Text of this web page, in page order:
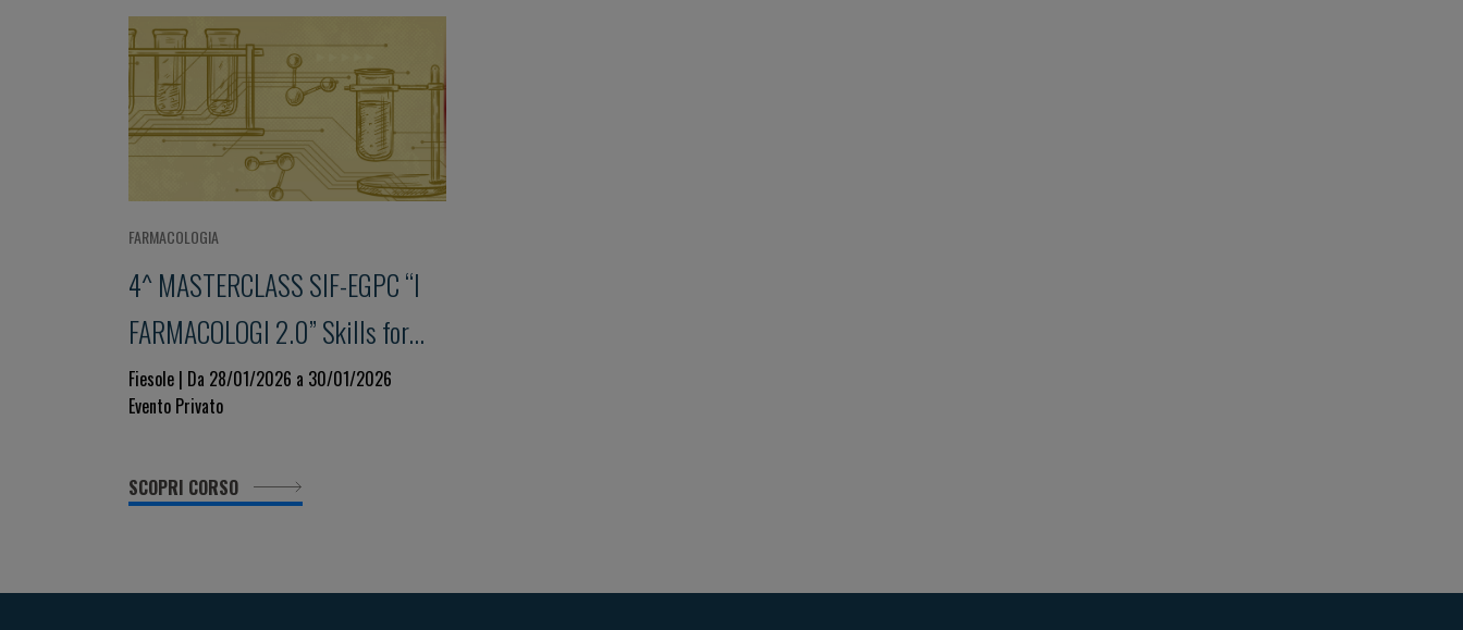
FARMACOLOGIA
4^ MASTERCLASS SIF-EGPC “I
FARMACOLOGI 2.0” Skills for
Success: Leading Innovation in
the Era of Artificial Intelligence
Fiesole | Da 28/01/2026 a 30/01/2026
Evento Privato
SCOPRI CORSO